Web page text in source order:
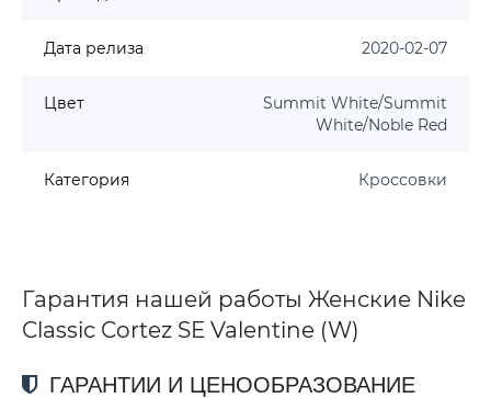
Дата релиза 2020-02-07
Цвет
Summit White/Summit
White/Noble Red
Категория Кроссовки
Гарантия нашей работы Женские Nike
Classic Cortez SE Valentine (W)
ГАРАНТИИ И ЦЕНООБРАЗОВАНИЕ